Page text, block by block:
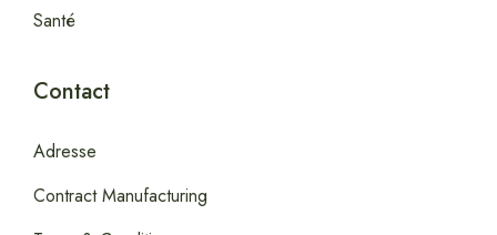
Santé
Contact
Adresse
Contract Manufacturing